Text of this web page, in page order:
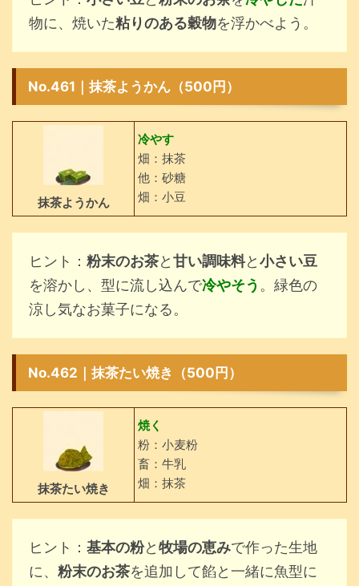
物に、焼いた粘りのある穀物を浮かべよう。
No.461｜抹茶ようかん（500円）
抹茶ようかん
冷やす
畑：抹茶
他：砂糖
畑：小豆
ヒント： 粉末のお茶と甘い調味料と小さい豆
を溶かし、型に流し込んで冷やそう 。緑色の
涼し気なお菓子になる。
No.462｜抹茶たい焼き（500円）
抹茶たい焼き
焼く
粉：小麦粉
畜：牛乳
畑：抹茶
ヒント： 基本の粉と牧場の恵みで作った生地
に、 粉末のお茶を追加して餡と一緒に魚型に